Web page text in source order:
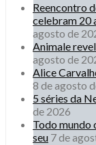
Reencontro
celebram 20
agosto de
Animale
agosto de
Alice
8 de agosto
5 séries da
de 2026
Todo mundo
seu 7 de